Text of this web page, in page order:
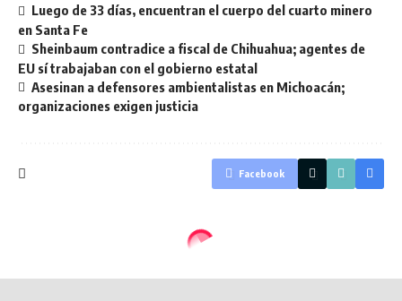
Luego de 33 días, encuentran el cuerpo del cuarto minero
en Santa Fe
Sheinbaum contradice a fiscal de Chihuahua; agentes de
EU sí trabajaban con el gobierno estatal
Asesinan a defensores ambientalistas en Michoacán;
organizaciones exigen justicia
Facebook